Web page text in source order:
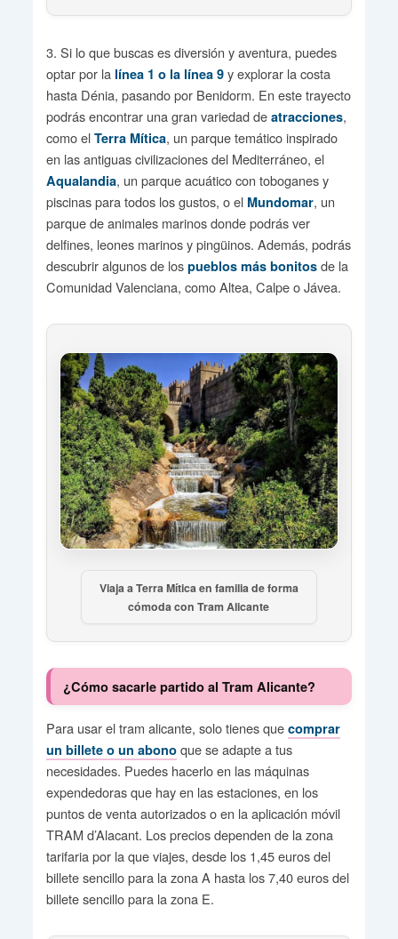
3. Si lo que buscas es diversión y aventura, puedes
optar por la línea 1 o la línea 9y explorar la costa
hasta Dénia, pasando por Benidorm. En este trayecto
podrás encontrar una gran variedad de atracciones,
como el Terra Mítica, un parque temático inspirado
en las antiguas civilizaciones del Mediterráneo, el
Aqualandia, un parque acuático con toboganes y
piscinas para todos los gustos, o el Mundomar, un
parque de animales marinos donde podrás ver
delfines, leones marinos y pingüinos. Además, podrás
descubrir algunos de los pueblos más bonitosde la
Comunidad Valenciana, como Altea, Calpe o Jávea.
Viaja a Terra Mítica en familia de forma
cómoda con Tram Alicante
¿Cómo sacarle partido al Tram Alicante?
Para usar el tram alicante, solo tienes que comprar
un billete o un abonoque se adapte a tus
necesidades. Puedes hacerlo en las máquinas
expendedoras que hay en las estaciones, en los
puntos de venta autorizados o en la aplicación móvil
TRAM d’Alacant. Los precios dependen de la zona
tarifaria por la que viajes, desde los 1,45 euros del
billete sencillo para la zona A hasta los 7,40 euros del
billete sencillo para la zona E.